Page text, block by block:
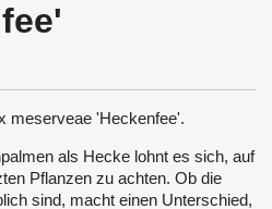
meserveae 'Heckenfee'.
als Hecke lohnt es sich, auf
Pflanzen zu achten. Ob die
sind, macht einen Unterschied,